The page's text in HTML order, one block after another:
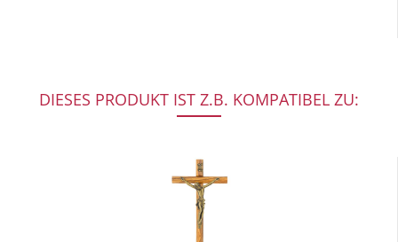
DIESES PRODUKT IST Z.B. KOMPATIBEL ZU: